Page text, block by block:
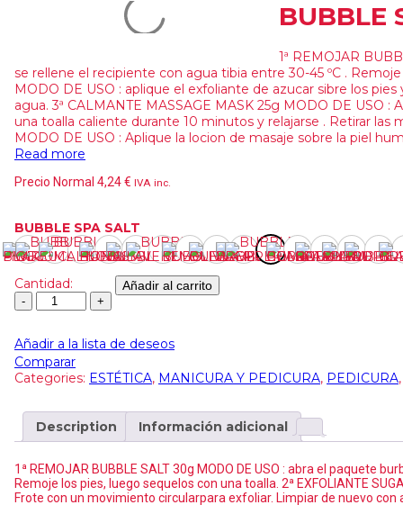
BUBBLE
1ª REMOJAR
se rellene el recipiente con agua tibia entre 30-45 ºC .
MODO DE USO : aplique el exfoliante de azucar sibre los
agua. 3ª CALMANTE MASSAGE MASK 25g MODO DE USO
una toalla caliente durante 10 minutos y relajarse . Retirar las
MODO DE USO : Aplique la locion de masaje sobre la piel
Read more
Precio Normal 4,24€ IVA inc.
BUBBLE SPA SALT
Cantidad: Añadir al carrito
Añadir a la lista de deseos
Comparar
Categories: ESTÉTICA, MANICURA Y PEDICURA, PEDICURA,
Description Información adicional
1ª REMOJAR BUBBLE SALT 30g MODO DE USO : abra el paquete
Remoje los pies, luego sequelos con una toalla. 2ª EXFOLIANTE
Frote con un movimiento circularpara exfoliar. Limpiar de nuevo con